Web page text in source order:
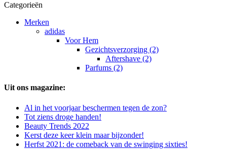
Categorieën
Merken
adidas
Voor Hem
Gezichtsverzorging (2)
Aftershave (2)
Parfums (2)
Uit ons magazine:
Al in het voorjaar beschermen tegen de zon?
Tot ziens droge handen!
Beauty Trends 2022
Kerst deze keer klein maar bijzonder!
Herfst 2021: de comeback van de swinging sixties!